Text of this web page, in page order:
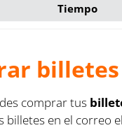
Tiempo
comprar tus
billetes en el correo